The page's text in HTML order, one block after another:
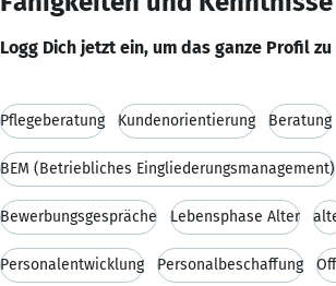
Logg Dich jetzt ein, um das ganze Profil zu
Pflegeberatung Kundenorientierung Beratung
BEM (Betriebliches Eingliederungsmanagement)
Bewerbungsgespräche Lebensphase Alter
Personalentwicklung Personalbeschaffung